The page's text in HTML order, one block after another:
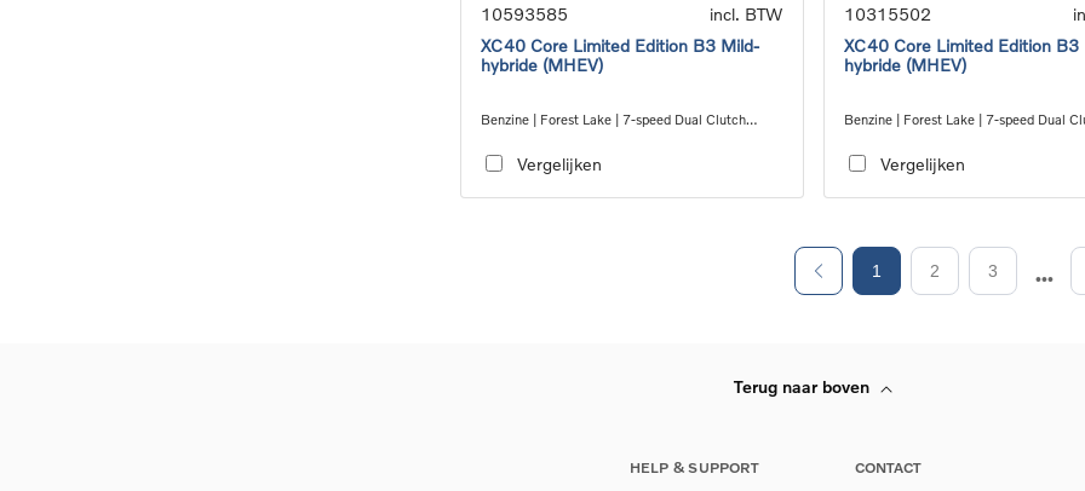
10593585
incl. BTW
XC40 Core Limited Edition B3 Mild-
hybride (MHEV)
Benzine | Forest Lake | 7-speed Dual Clutch
Vergelijken
10315502
XC40 Core Limited Edition B3
hybride (MHEV)
Benzine | Forest Lake | 7-speed Dual
Vergelijken
1 2 3
Terug naar boven
HELP & SUPPORT CONTACT